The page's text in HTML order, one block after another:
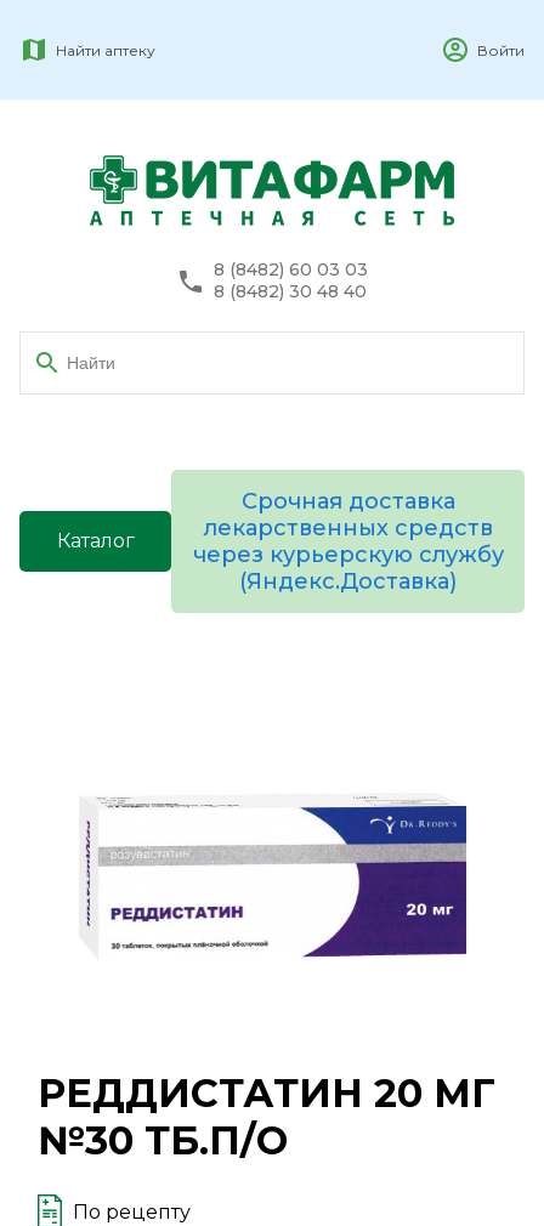
Найти аптеку Войти
8 (8482) 60 03 03
8 (8482) 30 48 40
Каталог
Срочная доставка
лекарственных средств
через курьерскую службу
(Яндекс.Доставка)
РЕДДИСТАТИН 20 МГ
№30 ТБ.П/О
По рецепту